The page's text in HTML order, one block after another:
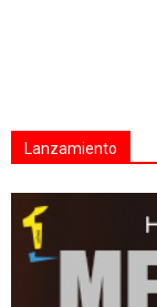
Lanzamiento